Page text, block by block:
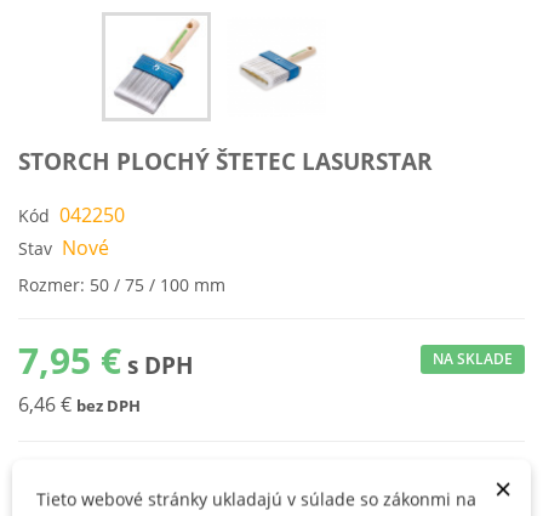
STORCH PLOCHÝ ŠTETEC LASURSTAR
Kód 042250
Stav Nové
Rozmer: 50 / 75 / 100 mm
7,95 € s DPH
6,46 € bez DPH
NA SKLADE
×
Tieto webové stránky ukladajú v súlade so zákonmi na